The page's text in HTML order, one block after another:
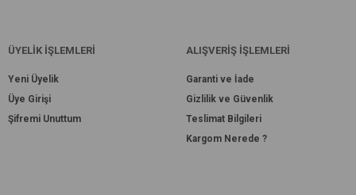
ÜYELİK İŞLEMLERİ
Yeni Üyelik
Üye Girişi
Şifremi Unuttum
ALIŞVERİŞ İŞLEMLERİ
Garanti ve İade
Gizlilik ve Güvenlik
Teslimat Bilgileri
Kargom Nerede ?